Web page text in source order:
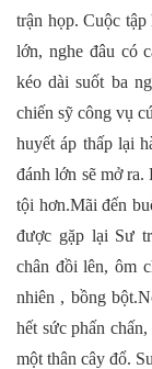
trận họp. Cuộc
lớn, nghe đâu có
kéo dài suốt ba
chiến sỹ công vụ
huyết áp thấp lại
đánh lớn sẽ mở
tội hơn.Mãi đến
được gặp lại Sư
chân đồi lên, ôm
nhiên , bồng
hết sức phấn
một thân cây đổ.